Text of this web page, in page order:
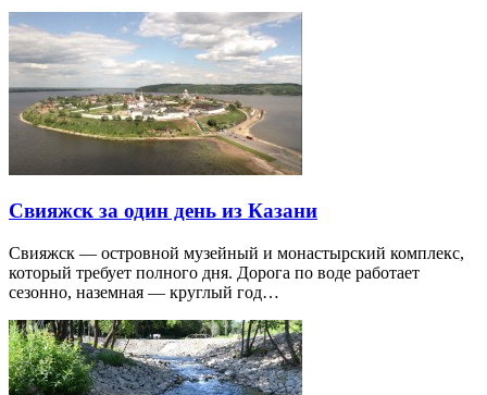
Свияжск за один день из Казани
Свияжск — островной музейный и монастырский комплекс,
который требует полного дня. Дорога по воде работает
сезонно, наземная — круглый год…